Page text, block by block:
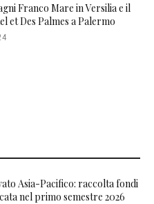
Franco Mare in Versilia e il
et Des Palmes a Palermo
Asia-Pacifico: raccolta fondi
nel primo semestre 2026